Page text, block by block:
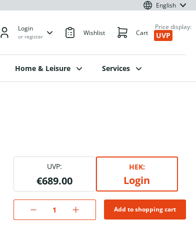
English
Login
or register Wishlist Cart
Price display:
UVP
Home & Leisure Services
UVP:
€689.00
HEK:
Login
Add to shopping cart